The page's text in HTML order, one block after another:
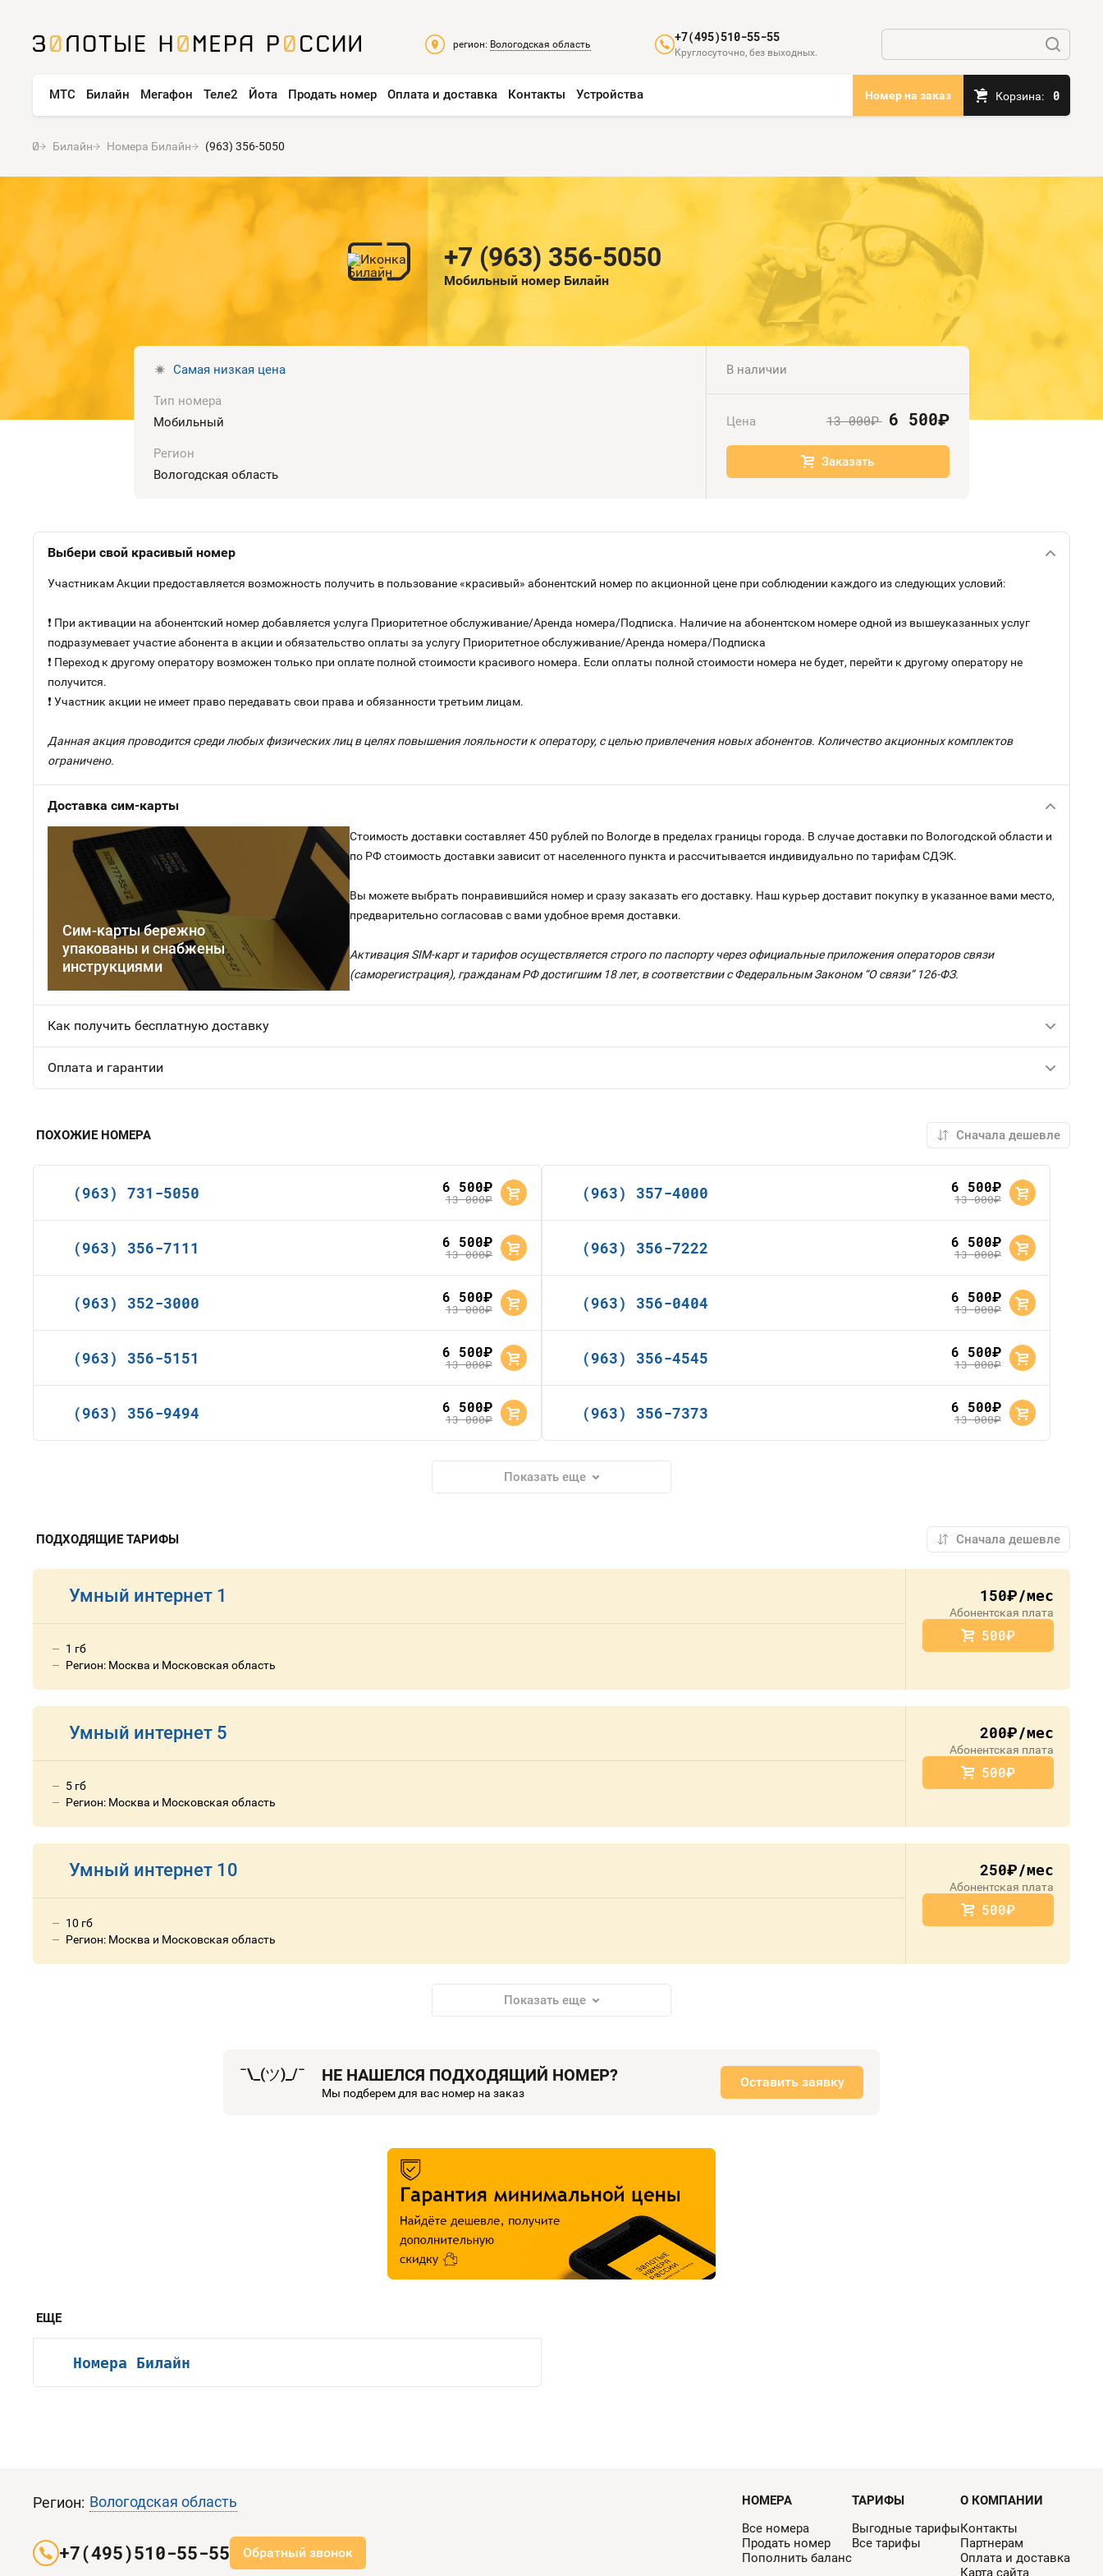
регион: Вологодская область +7(495)510-55-55
Круглосуточно, без выходных.
МТС Билайн Мегафон Теле2 Йота Продать номер Оплата и доставка Контакты Устройства Номер на заказ Корзина: 0
Билайн Номера Билайн (963) 356-5050
+7 (963) 356-5050
Мобильный номер Билайн
Самая низкая цена
Тип номера
Мобильный
Регион
Вологодская область
В наличии
Цена 13 000руб. 6 500руб.
Заказать
Выбери свой красивый номер
Участникам Акции предоставляется возможность получить в пользование «красивый» абонентский номер по акционной цене при соблюдении каждого из следующих условий:
❗ При активации на абонентский номер добавляется услуга Приоритетное обслуживание/Аренда номера/Подписка. Наличие на абонентском номере одной из вышеуказанных услуг
подразумевает участие абонента в акции и обязательство оплаты за услугу Приоритетное обслуживание/Аренда номера/Подписка
❗ Переход к другому оператору возможен только при оплате полной стоимости красивого номера. Если оплаты полной стоимости номера не будет, перейти к другому оператору не
получится.
❗ Участник акции не имеет право передавать свои права и обязанности третьим лицам.
Данная акция проводится среди любых физических лиц в целях повышения лояльности к оператору, с целью привлечения новых абонентов. Количество акционных комплектов
ограничено.
Доставка сим-карты
Сим-карты бережно
упакованы и снабжены
инструкциями
Стоимость доставки составляет 450 рублей по Вологде в пределах границы города. В случае доставки по Вологодской области и
по РФ стоимость доставки зависит от населенного пункта и рассчитывается индивидуально по тарифам СДЭК.
Вы можете выбрать понравившийся номер и сразу заказать его доставку. Наш курьер доставит покупку в указанное вами место,
предварительно согласовав с вами удобное время доставки.
Активация SIM-карт и тарифов осуществляется строго по паспорту через официальные приложения операторов связи
(саморегистрация), гражданам РФ достигшим 18 лет, в соответствии с Федеральным Законом “О связи” 126-ФЗ.
Как получить бесплатную доставку
Оплата и гарантии
ПОХОЖИЕ НОМЕРА
(963) 731-5050 6 500руб.
13 000руб. (963) 357-4000 6 500руб.
13 000руб.
(963) 356-7111 6 500руб.
13 000руб. (963) 356-7222 6 500руб.
13 000руб.
(963) 352-3000 6 500руб.
13 000руб. (963) 356-0404 6 500руб.
13 000руб.
(963) 356-5151 6 500руб.
13 000руб. (963) 356-4545 6 500руб.
13 000руб.
(963) 356-9494 6 500руб.
13 000руб. (963) 356-7373 6 500руб.
13 000руб.
Показать еще
ПОДХОДЯЩИЕ ТАРИФЫ
Умный интернет 1
1 гб
Регион: Москва и Московская область
150руб./мес
Абонентская плата
500руб.
Умный интернет 5
5 гб
Регион: Москва и Московская область
200руб./мес
Абонентская плата
500руб.
Умный интернет 10
10 гб
Регион: Москва и Московская область
250руб./мес
Абонентская плата
500руб.
Показать еще
¯\_(ツ)_/¯ НЕ НАШЕЛСЯ ПОДХОДЯЩИЙ НОМЕР?
Мы подберем для вас номер на заказ
Оставить заявку
ЕЩЕ
Номера Билайн
НОМЕРА
Все номера
Продать номер
Пополнить баланс
ТАРИФЫ
Выгодные тарифы
Все тарифы
О КОМПАНИИ
Контакты
Партнерам
Оплата и доставка
Карта сайта
Регион: Вологодская область
+7(495)510-55-55 Обратный звонок